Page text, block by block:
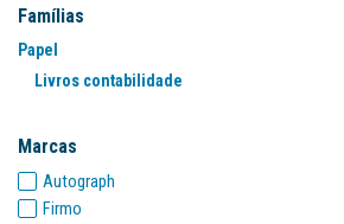
Famílias
Papel
Livros contabilidade
Marcas
Autograph
Firmo